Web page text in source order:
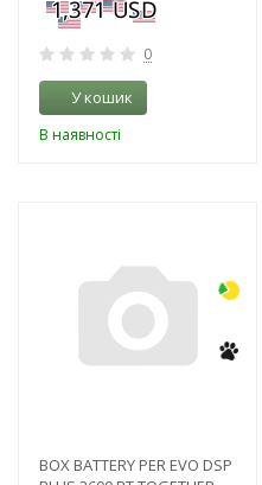
0
У кошик
В наявності
BOX BATTERY PER EVO DSP